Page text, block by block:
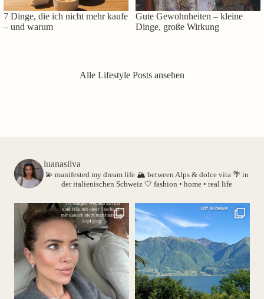
7 Dinge, die ich nicht mehr kaufe
– und warum
Gute Gewohnheiten – kleine
Dinge, große Wirkung
Alle Lifestyle Posts ansehen
luanasilva
💫 manifested my dream life 🏔️ between Alps & dolce vita 🌴 in
der italienischen Schweiz 🤍 fashion • home • real life